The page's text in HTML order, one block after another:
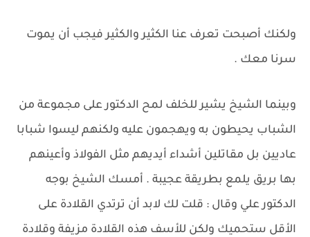
ولكنك أصبحت تعرف عنا الكثير والكثير فيجب أن يموت
سرنا معك .
وبينما الشيخ يشير للخلف لمح الدكتور على مجموعة من
الشباب يحيطون به ويهجمون عليه ولكنهم ليسوا شبابا
عاديين بل مقاتلين أشداء أيديهم مثل الفولاذ وأعينهم
بها بريق يلمع بطريقة عجيبة . أمسك الشيخ بوجه
الدكتور علي وقال : قلت لك لابد أن ترتدي القلادة على
الأقل ستحميك ولكن للأسف هذه القلادة مزيفة وقلادة